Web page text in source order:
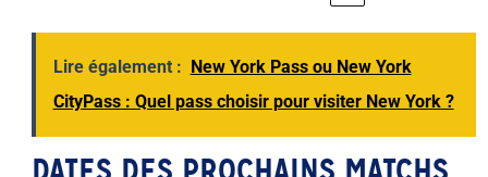
Lire également : New York Pass ou New York
CityPass : Quel pass choisir pour visiter New York ?